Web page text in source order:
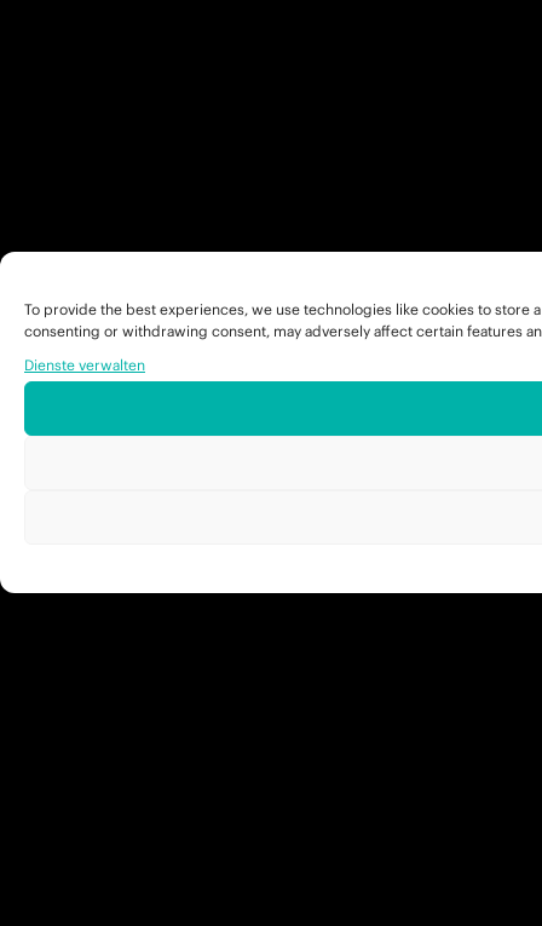
To provide the best experiences, we use technologies like cookies to
consenting or withdrawing consent, may adversely affect certain features
Dienste verwalten